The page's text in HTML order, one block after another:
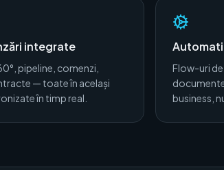
integrate
pipeline, comenzi,
— toate în același
în timp real.
Flow-uri
business,